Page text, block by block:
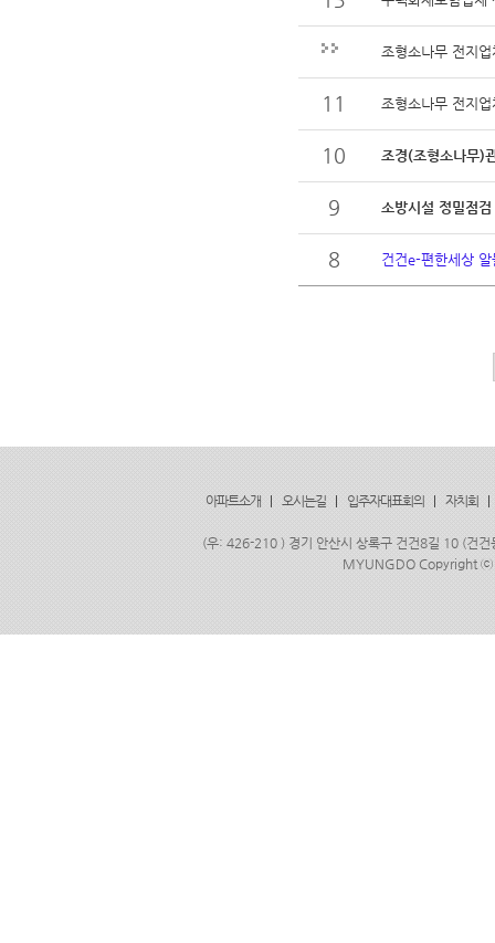
조형소나무 전지
11 조형소나무 전지
10 조경(조형소나무)
9 소방시설 정밀점
8 건건e-편한세상
아파트소개 오시는길 입주자대표회의 자치회
(우: 426-210 ) 경기 안산시 상록구 건건8길 10 (
MYUNGDO Copyright ⓒ